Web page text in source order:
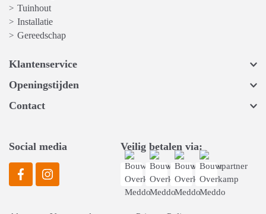
> Tuinhout
> Installatie
> Gereedschap
Klantenservice
Openingstijden
Contact
Social media Veilig betalen via: